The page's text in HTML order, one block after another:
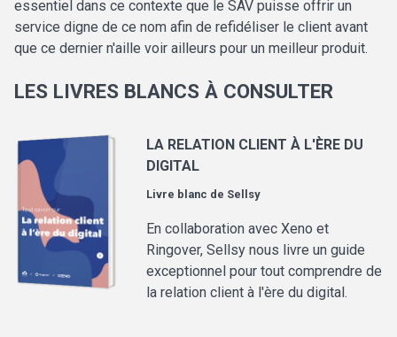
essentiel dans ce contexte que le SAV puisse offrir un
service digne de ce nom afin de refidéliser le client avant
que ce dernier n'aille voir ailleurs pour un meilleur produit.
LES LIVRES BLANCS À CONSULTER
LA RELATION CLIENT À L'ÈRE DU
DIGITAL
Livre blanc de Sellsy
En collaboration avec Xeno et
Ringover, Sellsy nous livre un guide
exceptionnel pour tout comprendre de
la relation client à l'ère du digital.